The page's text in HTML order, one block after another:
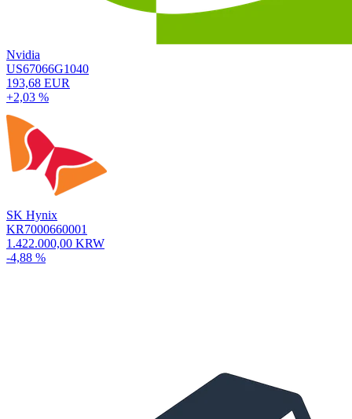
Nvidia
US67066G1040
193,68 EUR
+2,03 %
SK Hynix
KR7000660001
1.422.000,00 KRW
-4,88 %